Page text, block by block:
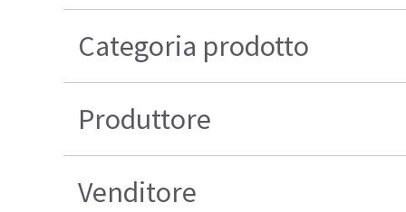
Categoria prodotto
Produttore
Venditore